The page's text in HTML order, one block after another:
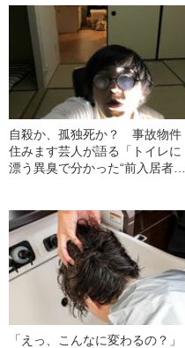
自殺か、孤独死か？ 事故物件
住みます芸人が語る「トイレに
漂う異臭で分かった“前入居者の
「えっ、こんなに変わるの？」